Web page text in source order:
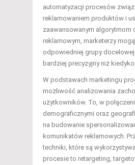
automatyzacji procesów
reklamowaniem produktów i
zaawansowanym algorytmom
reklamowym, marketerzy
odpowiedniej grupy
bardziej precyzyjny niż
W podstawach marketingu
możliwość analizowania
użytkowników. To, w
demograficznymi oraz
na budowanie
komunikatów reklamowych.
techniki, które są
procesie to retargeting,